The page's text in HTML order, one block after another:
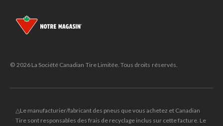
© 2026 La Société Canadian Tire Limitée. Tous droits réservés.
△Le manufacturier/fabricant des pneus que vous achetez et Canadian
Tire sont responsables des frais de recyclage inclus sur cette facture. Le